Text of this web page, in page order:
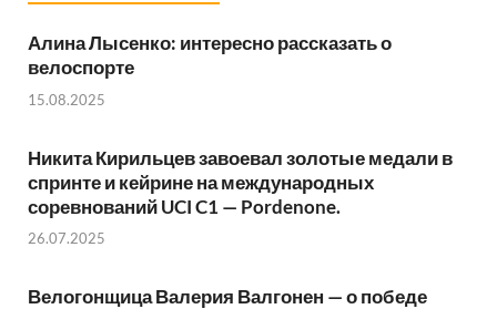
Алина Лысенко: интересно рассказать о
велоспорте
15.08.2025
Никита Кирильцев завоевал золотые медали в
спринте и кейрине на международных
соревнований UCI C1 — Pordenone.
26.07.2025
Велогонщица Валерия Валгонен — о победе